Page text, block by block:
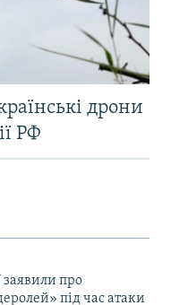
дрони
РФ
заявили про
під час атаки